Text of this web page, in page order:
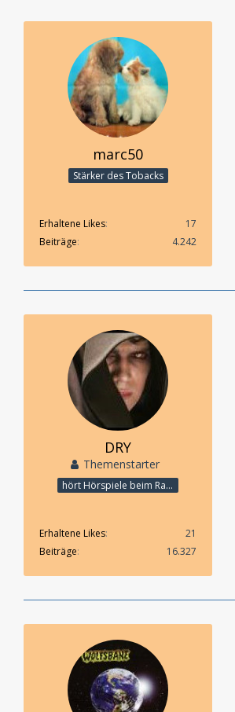
marc50
Stärker des Tobacks
Erhaltene Likes
17
Beiträge
4.242
DRY
Themenstarter
hört Hörspiele beim Rasenmähen
Erhaltene Likes
21
Beiträge
16.327